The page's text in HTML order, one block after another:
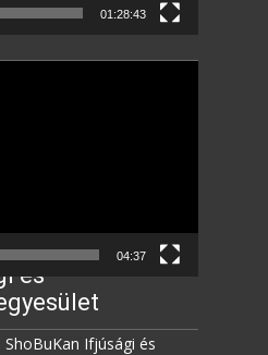
01:28:43
04:37
és
Ifjúsági és